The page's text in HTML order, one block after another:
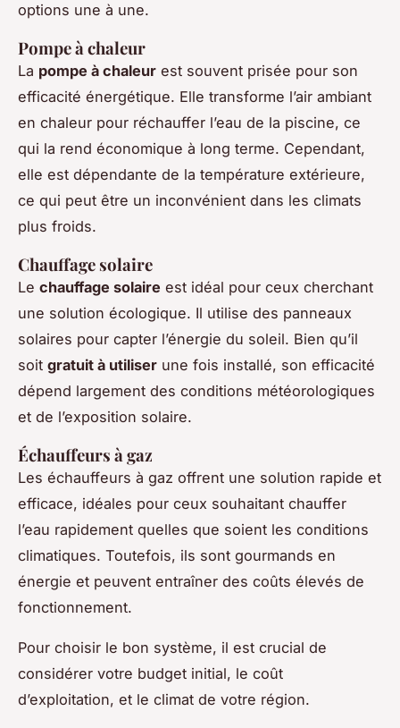
options une à une.
Pompe à chaleur
La pompe à chaleur est souvent prisée pour son
efficacité énergétique. Elle transforme l’air ambiant
en chaleur pour réchauffer l’eau de la piscine, ce
qui la rend économique à long terme. Cependant,
elle est dépendante de la température extérieure,
ce qui peut être un inconvénient dans les climats
plus froids.
Chauffage solaire
Le chauffage solaire est idéal pour ceux cherchant
une solution écologique. Il utilise des panneaux
solaires pour capter l’énergie du soleil. Bien qu’il
soit gratuit à utiliser une fois installé, son efficacité
dépend largement des conditions météorologiques
et de l’exposition solaire.
Échauffeurs à gaz
Les échauffeurs à gaz offrent une solution rapide et
efficace, idéales pour ceux souhaitant chauffer
l’eau rapidement quelles que soient les conditions
climatiques. Toutefois, ils sont gourmands en
énergie et peuvent entraîner des coûts élevés de
fonctionnement.
Pour choisir le bon système, il est crucial de
considérer votre budget initial, le coût
d’exploitation, et le climat de votre région.